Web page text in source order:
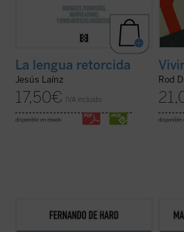
La lengua retorcida
Jesús Laínz
17,50€ IVA incluido
disponible en ebook:
Rod
disponible
De Haro aborda temas que han ido
acompañándole durante su actividad
Este